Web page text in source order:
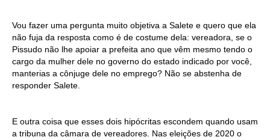
Vou fazer uma pergunta muito objetiva a Salete e quero que ela
não fuja da resposta como é de costume dela: vereadora, se o
Pissudo não lhe apoiar a prefeita ano que vêm mesmo tendo o
cargo da mulher dele no governo do estado indicado por você,
manterias a cônjuge dele no emprego? Não se abstenha de
responder Salete.
E outra coisa que esses dois hipócritas escondem quando usam
a tribuna da câmara de vereadores. Nas eleições de 2020 o